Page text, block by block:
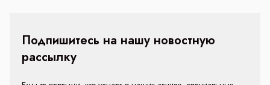
Подпишитесь на нашу новостную
рассылку